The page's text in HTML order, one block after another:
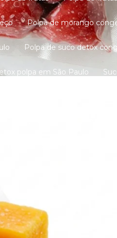
Polpa de morango
Polpa de suco detox
polpa em São Paulo
frutas congeladas